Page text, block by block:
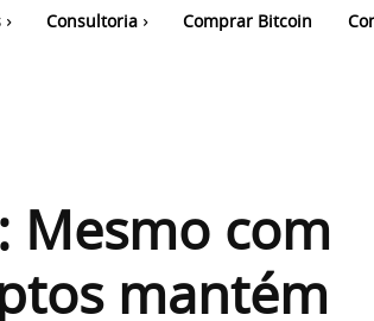
Consultoria Comprar Bitcoin
Mesmo com
mantém